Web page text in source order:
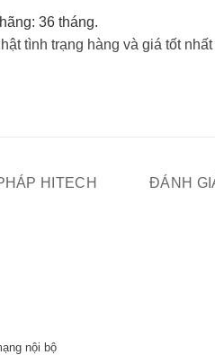
36 tháng.
tình trạng hàng và giá tốt nhất
HITECH ĐÁNH
nội bộ